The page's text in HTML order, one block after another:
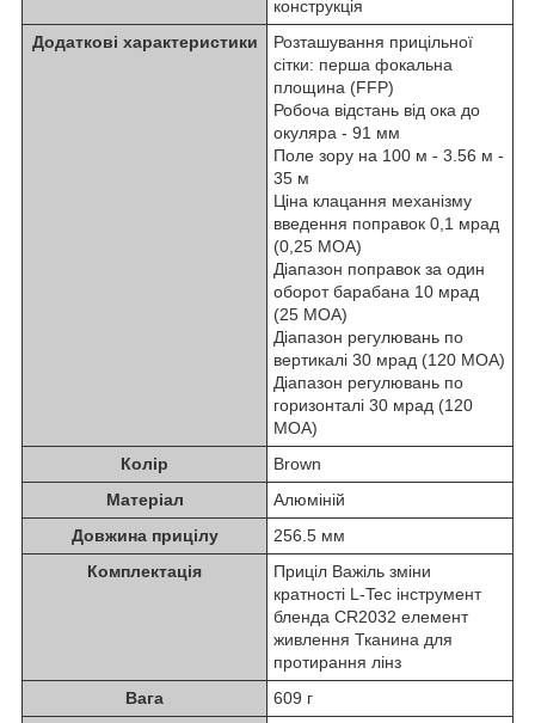
конструкція
Додаткові характеристики
Розташування прицільної
сітки: перша фокальна
площина (FFP)
Робоча відстань від ока до
окуляра - 91 мм
Поле зору на 100 м - 3.56 м -
35 м
Ціна клацання механізму
введення поправок 0,1 мрад
(0,25 МОА)
Діапазон поправок за один
оборот барабана 10 мрад
(25 МОА)
Діапазон регулювань по
вертикалі 30 мрад (120 МОА)
Діапазон регулювань по
горизонталі 30 мрад (120
МОА)
Колір
Brown
Матеріал
Алюміній
Довжина прицілу
256.5 мм
Комплектація
Приціл Важіль зміни
кратності L-Tec інструмент
бленда CR2032 елемент
живлення Тканина для
протирання лінз
Вага
609 г